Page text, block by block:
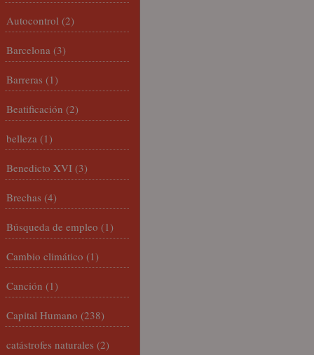
Autocontrol (2)
Barcelona (3)
Barreras (1)
Beatificación (2)
belleza (1)
Benedicto XVI (3)
Brechas (4)
Búsqueda de empleo (1)
Cambio climático (1)
Canción (1)
Capital Humano (238)
catástrofes naturales (2)